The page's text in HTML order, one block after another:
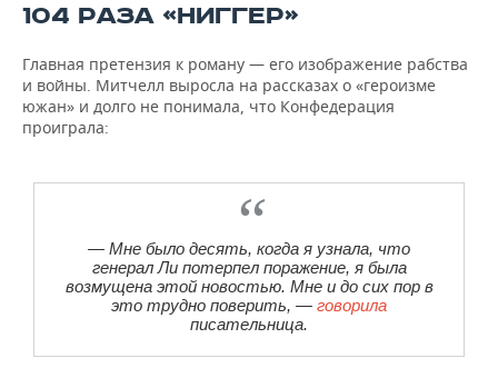
104 РАЗА «НИГГЕР»
Главная претензия к роману — его изображение рабства
и войны. Митчелл выросла на рассказах о «героизме
южан» и долго не понимала, что Конфедерация
проиграла:
— Мне было десять, когда я узнала, что
генерал Ли потерпел поражение, я была
возмущена этой новостью. Мне и до сих пор в
это трудно поверить, — говорила
писательница.